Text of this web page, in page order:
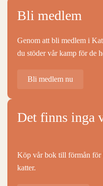
Bli medlem
Genom att bli medlem i
du stöder vår kamp för de
Bli medlem nu
Det finns inga
Köp vår bok till förmån för
katter.